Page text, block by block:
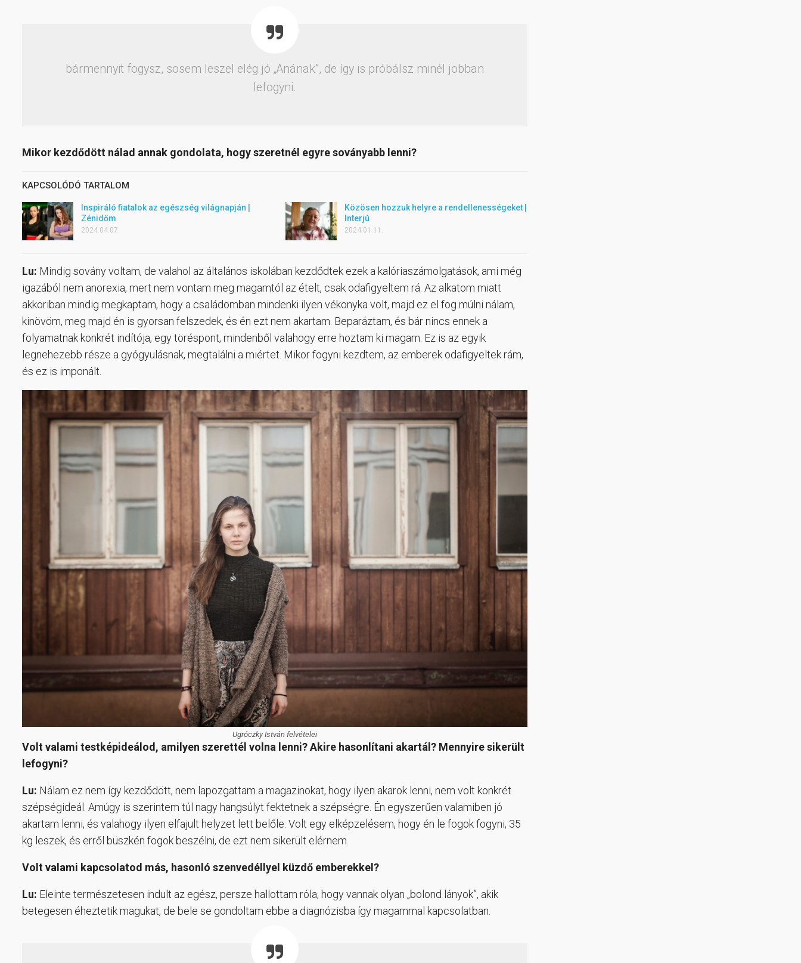
bármennyit fogysz, sosem leszel elég jó „Anának”, de így is próbálsz minél jobban
lefogyni.
Mikor kezdődött nálad annak gondolata, hogy szeretnél egyre soványabb lenni?
KAPCSOLÓDÓ TARTALOM
Inspiráló fiatalok az egészség világnapján |
Zénidőm
2024.04.07.
Közösen hozzuk helyre a rendellenességeket |
Interjú
2024.01.11.
Lu: Mindig sovány voltam, de valahol az általános iskolában kezdődtek ezek a kalóriaszámolgatások, ami még
igazából nem anorexia, mert nem vontam meg magamtól az ételt, csak odafigyeltem rá. Az alkatom miatt
akkoriban mindig megkaptam, hogy a családomban mindenki ilyen vékonyka volt, majd ez el fog múlni nálam,
kinövöm, meg majd én is gyorsan felszedek, és én ezt nem akartam. Beparáztam, és bár nincs ennek a
folyamatnak konkrét indítója, egy töréspont, mindenből valahogy erre hoztam ki magam. Ez is az egyik
legnehezebb része a gyógyulásnak, megtalálni a miértet. Mikor fogyni kezdtem, az emberek odafigyeltek rám,
és ez is imponált.
Ugróczky István felvételei
Volt valami testképideálod, amilyen szerettél volna lenni? Akire hasonlítani akartál? Mennyire sikerült
lefogyni?
Lu: Nálam ez nem így kezdődött, nem lapozgattam a magazinokat, hogy ilyen akarok lenni, nem volt konkrét
szépségideál. Amúgy is szerintem túl nagy hangsúlyt fektetnek a szépségre. Én egyszerűen valamiben jó
akartam lenni, és valahogy ilyen elfajult helyzet lett belőle. Volt egy elképzelésem, hogy én le fogok fogyni, 35
kg leszek, és erről büszkén fogok beszélni, de ezt nem sikerült elérnem.
Volt valami kapcsolatod más, hasonló szenvedéllyel küzdő emberekkel?
Lu: Eleinte természetesen indult az egész, persze hallottam róla, hogy vannak olyan „bolond lányok”, akik
betegesen éheztetik magukat, de bele se gondoltam ebbe a diagnózisba így magammal kapcsolatban.